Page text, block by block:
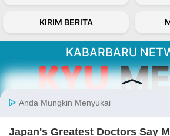
KIRIM BERITA
KABARBARU